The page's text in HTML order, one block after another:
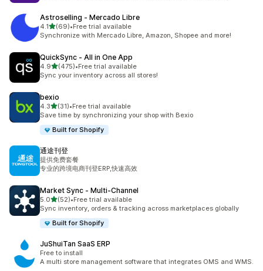
Astroselling ‑ Mercado Libre
4.1เต็ม 5 ดาว
(69)
ทั้งหมด 69 รีวิว
•Free trial available
Synchronize with Mercado Libre, Amazon, Shopee and more!
QuickSync ‑ All in One App
4.9เต็ม 5 ดาว
(475)
ทั้งหมด 475 รีวิว
•Free trial available
Sync your inventory across all stores!
bexio
4.3เต็ม 5 ดาว
(31)
ทั้งหมด 31 รีวิว
•Free trial available
Save time by synchronizing your shop with Bexio
Built for Shopify
通途刊登
提供免费套餐
专业的跨境电商刊登ERP,快速高效
Market Sync ‑ Multi‑Channel
5.0เต็ม 5 ดาว
(52)
ทั้งหมด 52 รีวิว
•Free trial available
Sync inventory, orders & tracking across marketplaces globally
Built for Shopify
JuShuiTan SaaS ERP
Free to install
A multi store management software that integrates OMS and WMS.